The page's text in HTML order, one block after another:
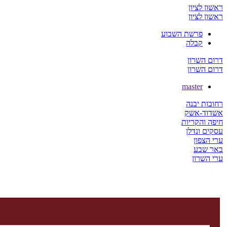
ראשון לציון
ראשון לציון
פרשת השבוע
קבלה
דרום השרון
דרום השרון
master
רחובות יבנה
אשדוד-אשק
חיפה והקריות
עסקים ונדלן
ערי הצפון
באר שבע
ערי השרון